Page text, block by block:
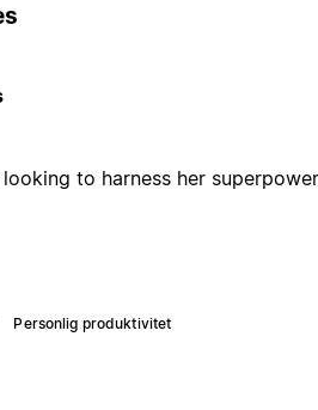
to harness her
Personlig produktivitet